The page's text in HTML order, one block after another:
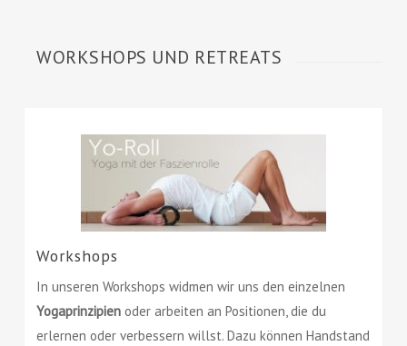
WORKSHOPS UND RETREATS
Workshops
In unseren Workshops widmen wir uns den einzelnen
Yogaprinzipien oder arbeiten an Positionen, die du
erlernen oder verbessern willst. Dazu können Handstand